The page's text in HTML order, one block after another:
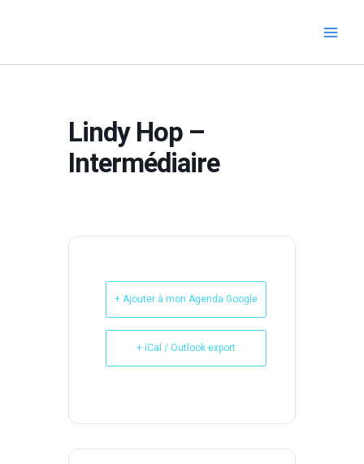
Lindy Hop –
Intermédiaire
+ Ajouter à mon Agenda Google
+ iCal / Outlook export